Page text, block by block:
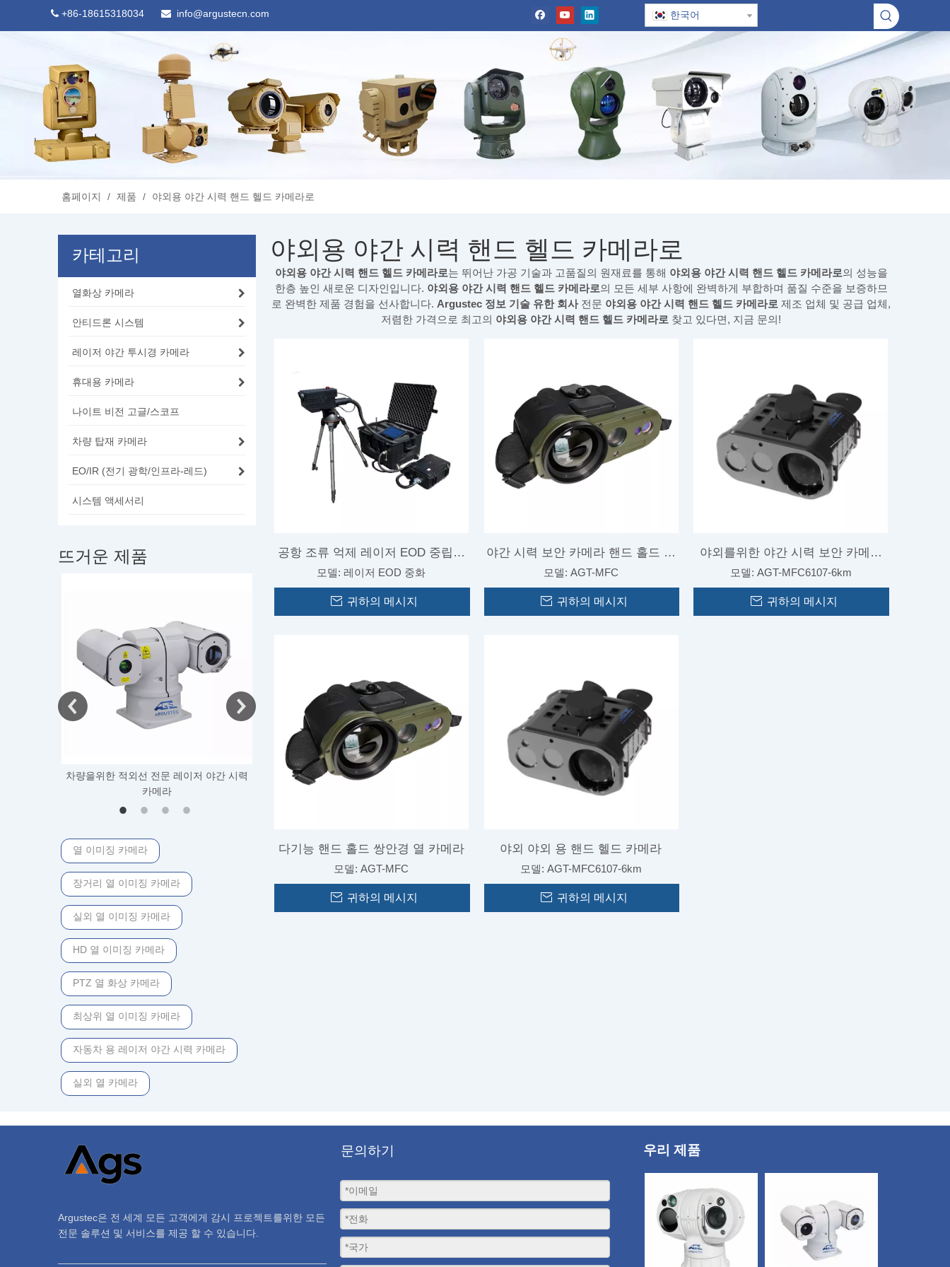
 +86-18615318034  info@argustecn.com 한국어
홈페이지 / 제품 / 야외용 야간 시력 핸드 헬드 카메라로
카테고리
열화상 카메라
안티드론 시스템
레이저 야간 투시경 카메라
휴대용 카메라
나이트 비전 고글/스코프
차량 탑재 카메라
EO/IR (전기 광학/인프라-레드)
시스템 액세서리
뜨거운 제품
차량을위한 적외선 전문 레이저 야간 시력
카메라
산불 보호 시스템용 다중 스펙트럼 PTZ 광
레이더 연계 감시 시스템용 거리 고속 열화
상 카메라
열 이미징 카메라
장거리 열 이미징 카메라
실외 열 이미징 카메라
HD 열 이미징 카메라
PTZ 열 화상 카메라
최상위 열 이미징 카메라
자동차 용 레이저 야간 시력 카메라
실외 열 카메라
야외용 야간 시력 핸드 헬드 카메라로
야외용 야간 시력 핸드 헬드 카메라로는 뛰어난 가공 기술과 고품질의 원재료를 통해 야외용 야간 시력 핸드 헬드 카메라로의 성능을
한층 높인 새로운 디자인입니다. 야외용 야간 시력 핸드 헬드 카메라로의 모든 세부 사항에 완벽하게 부합하며 품질 수준을 보증하므
로 완벽한 제품 경험을 선사합니다. Argustec 정보 기술 유한 회사전문 야외용 야간 시력 핸드 헬드 카메라로 제조 업체 및 공급 업체,
저렴한 가격으로 최고의 야외용 야간 시력 핸드 헬드 카메라로 찾고 있다면, 지금 문의!
공항 조류 억제 레이저 EOD 중립화
시스템
모델: 레이저 EOD 중화
귀하의 메시지
야간 시력 보안 카메라 핸드 홀드 쌍
안 열 카메라
모델: AGT-MFC
귀하의 메시지
야외를위한 야간 시력 보안 카메라
열 핸드 헬드 카메라
모델: AGT-MFC6107-6km
귀하의 메시지
다기능 핸드 홀드 쌍안경 열 카메라
모델: AGT-MFC
귀하의 메시지
야외 야외 용 핸드 헬드 카메라
모델: AGT-MFC6107-6km
귀하의 메시지
Argustec은 전 세계 모든 고객에게 감시 프로젝트를위한 모든
전문 솔루션 및 서비스를 제공 할 수 있습니다.
문의하기 우리 제품